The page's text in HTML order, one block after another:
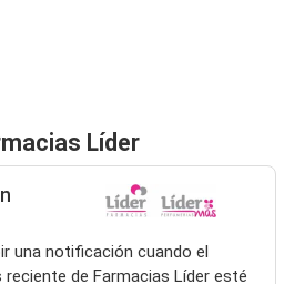
Líder
una notificación cuando el
de Farmacias Líder esté